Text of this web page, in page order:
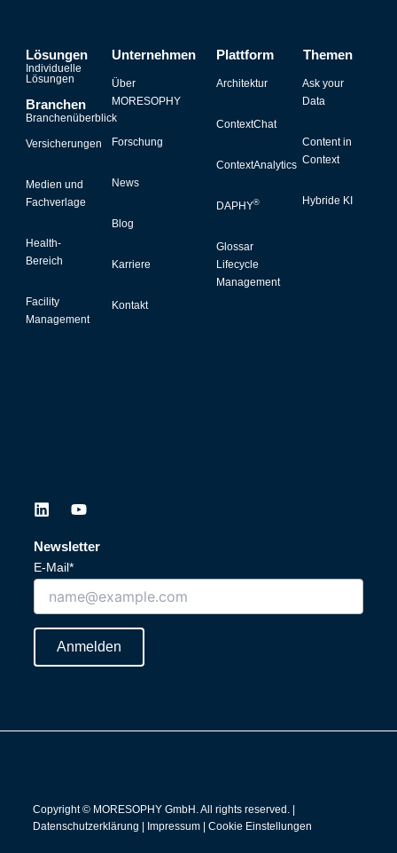
L
n
k
e
Y
u
t
e
Newsletter
E-Mail*
Anmelden
Lösungen
Individuelle
Lösungen
Branchen
Branchenüberblick
Versicherungen
Medien und
Fachverlage
Health-
Bereich
Facility
Management
Unternehmen
Über
MORESOPHY
Forschung
News
Blog
Karriere
Kontakt
Plattform
Architektur
ContextChat
ContextAnalytics
DAPHY®
Glossar
Lifecycle
Management
Themen
Ask your
Data
Content in
Context
Hybride KI
Copyright © MORESOPHY GmbH. All rights reserved. |
Datenschutzerklärung
Impressum| Cookie Einstellungen